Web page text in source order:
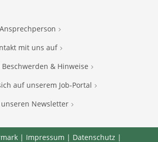
mit uns auf
& Hinweise
auf unserem Job-Portal
Newsletter
| Impressum | Datenschutz |